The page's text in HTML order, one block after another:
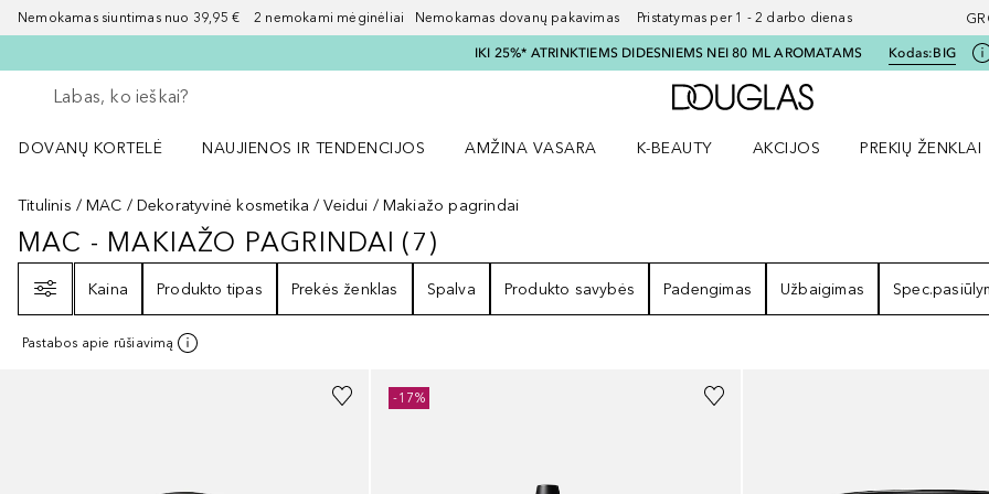
Nemokamas siuntimas nuo 39,95 € 2 nemokami mėginėliai Nemokamas dovanų pakavimas Pristatymas per 1 - 2 darbo dienas
IKI 25%* ATRINKTIEMS DIDESNIEMS NEI 80 ML AROMATAMS Kodas:BIG
Grįžk atgal
Vykdykite paiešką
Į Douglas pagrindinį
DOVANŲ KORTELĖ
NAUJIENOS IR TENDENCIJOS
AMŽINA VASARA
K-BEAUTY
AKCIJOS
PREKIŲ ŽENKLAI
Titulinis
MAC Dekoratyvinė kosmetika Veidui Makiažo pagrindai
MAC - MAKIAŽO PAGRINDAI7REZULTATAI
MAC - MAKIAŽO PAGRINDAI (7)
Kaina
Produkto tipas Prekės ženklas Spalva Produkto savybės Padengimas Užbaigimas
Pastabos apie rūšiavimą
+27
-17%